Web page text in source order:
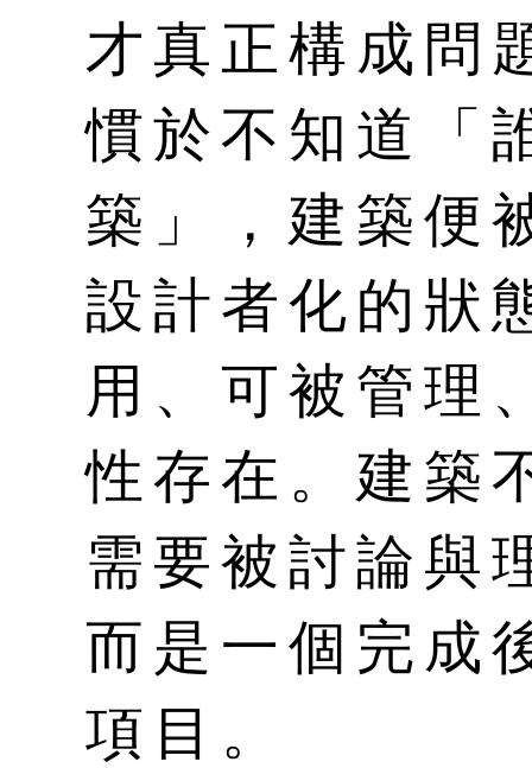
才真正構成問
慣於不知道「
築」，建築便
設計者化的狀
用、可被管理
性存在。建築
需要被討論與
而是一個完成
項目。